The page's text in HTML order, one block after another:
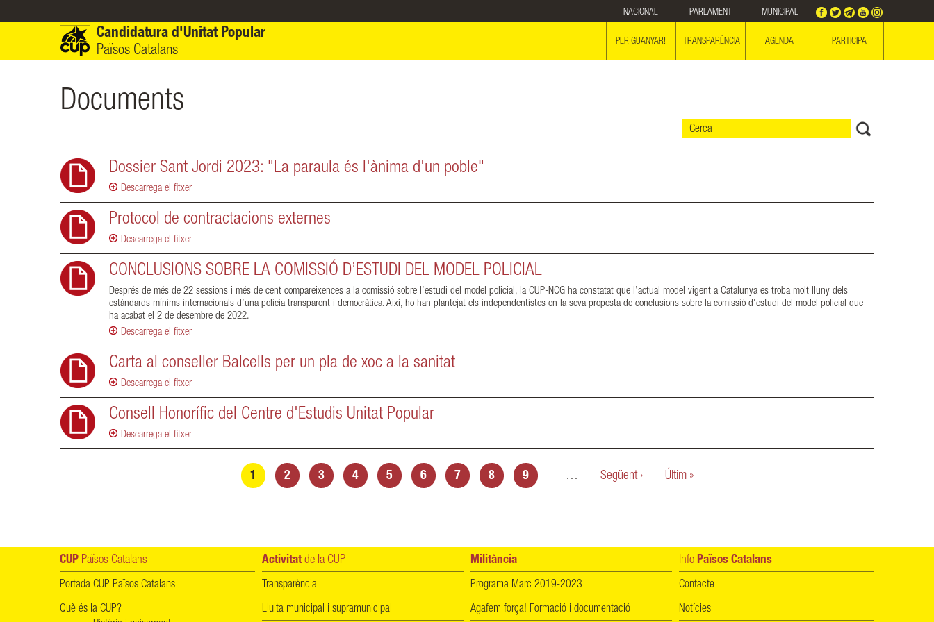
NACIONAL PARLAMENT MUNICIPAL
Candidatura d'Unitat Popular
Països Catalans
PER GUANYAR! TRANSPARÈNCIA AGENDA PARTICIPA
Documents
Dossier Sant Jordi 2023: "La paraula és l'ànima d'un poble"
Descarrega el fitxer
Protocol de contractacions externes
Descarrega el fitxer
CONCLUSIONS SOBRE LA COMISSIÓ D’ESTUDI DEL MODEL POLICIAL
Després de més de 22 sessions i més de cent compareixences a la comissió sobre l’estudi del model policial, la CUP-NCG ha constatat que l’actual model vigent a Catalunya es troba molt lluny dels
estàndards mínims internacionals d’una policia transparent i democràtica. Així, ho han plantejat els independentistes en la seva proposta de conclusions sobre la comissió d'estudi del model policial que
ha acabat el 2 de desembre de 2022.
Descarrega el fitxer
Carta al conseller Balcells per un pla de xoc a la sanitat
Descarrega el fitxer
Consell Honorífic del Centre d'Estudis Unitat Popular
Descarrega el fitxer
1 2 3 4 5 6 7 8 9 … Següent › Últim »
CUP Països Catalans
Portada CUP Països Catalans
Què és la CUP?
Activitat de la CUP
Transparència
Lluita municipal i supramunicipal
Militància
Programa Marc 2019-2023
Agafem força! Formació i documentació
Info Països Catalans
Contacte
Notícies